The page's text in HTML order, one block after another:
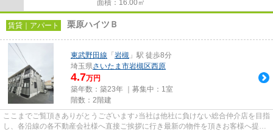
面積：16.00㎡
賃貸｜アパート 栗原ハイツＢ
東武野田線 「 岩槻 」駅 徒歩8分
埼玉県さいたま市岩槻区西原
4.7万円
築年数：築23年 ｜募集中： 1室
階数：2階建
ここまでご覧頂きありがとうございます♪当社は他社に負けない総合仲介店を目指
し、各沿線の各不動産会社様へ直接ご挨拶に行き最新の物件を頂きお客様へ提供